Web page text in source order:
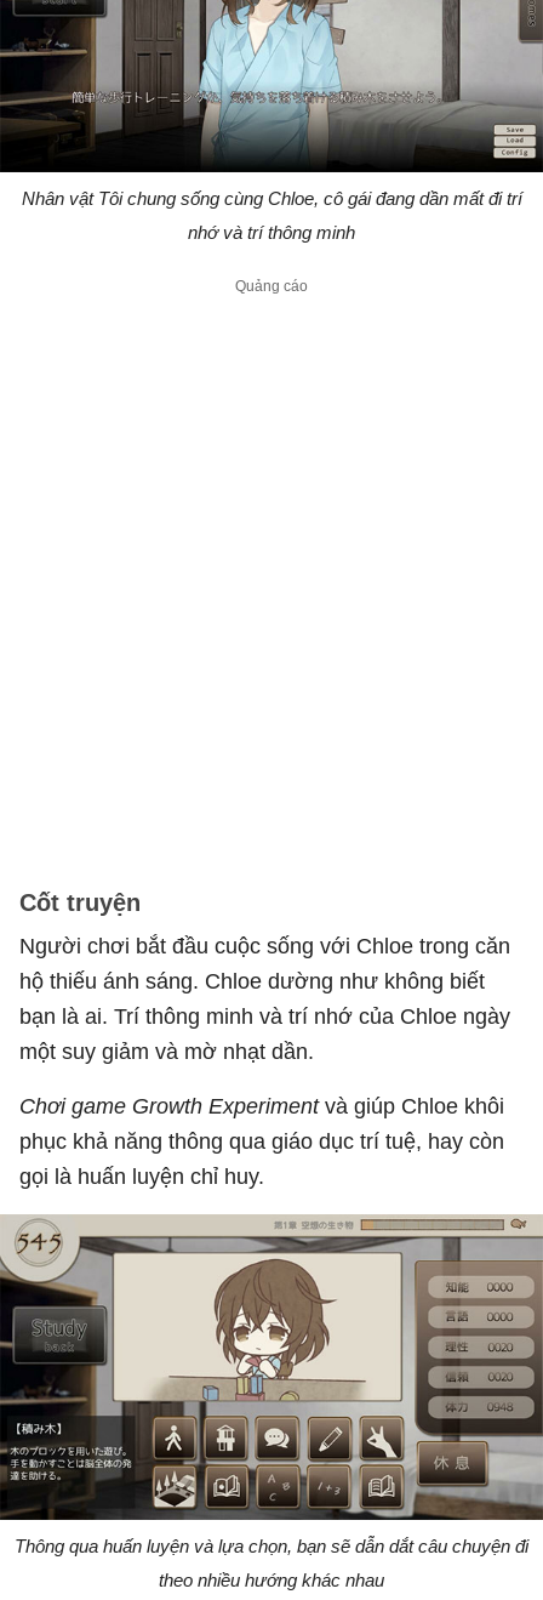
Nhân vật Tôi chung sống cùng Chloe, cô gái đang dần mất đi trí
nhớ và trí thông minh
Cốt truyện
Người chơi bắt đầu cuộc sống với Chloe trong căn
hộ thiếu ánh sáng. Chloe dường như không biết
bạn là ai. Trí thông minh và trí nhớ của Chloe ngày
một suy giảm và mờ nhạt dần.
Chơi game Growth Experiment và giúp Chloe khôi
phục khả năng thông qua giáo dục trí tuệ, hay còn
gọi là huấn luyện chỉ huy.
Thông qua huấn luyện và lựa chọn, bạn sẽ dẫn dắt câu chuyện đi
theo nhiều hướng khác nhau